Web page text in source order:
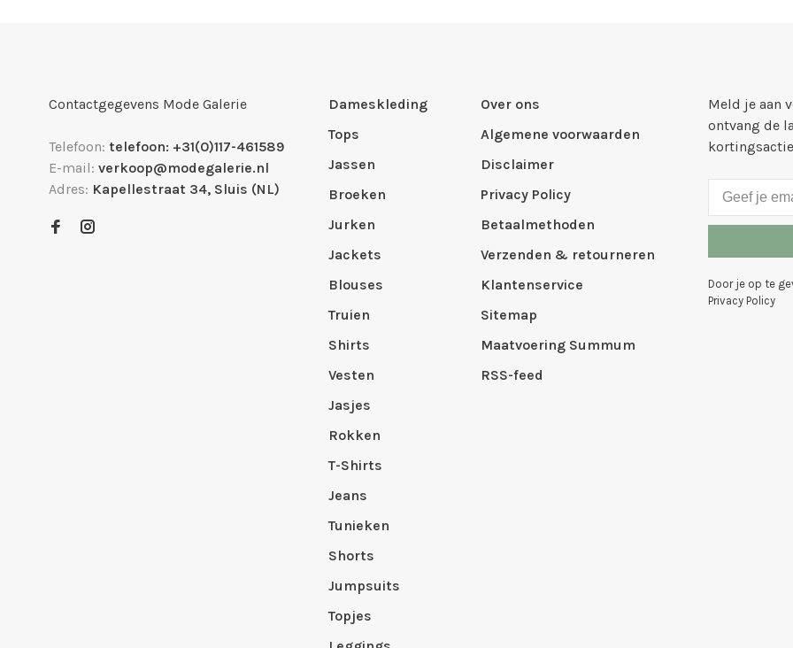
Contactgegevens Mode Galerie
Telefoon: telefoon: +31(0)117-461589
E-mail: verkoop@modegalerie.nl
Adres: Kapellestraat 34, Sluis (NL)
Dameskleding
Tops
Jassen
Broeken
Jurken
Jackets
Blouses
Truien
Shirts
Vesten
Jasjes
Rokken
T-Shirts
Jeans
Tunieken
Shorts
Jumpsuits
Topjes
Over ons
Algemene voorwaarden
Disclaimer
Privacy Policy
Betaalmethoden
Verzenden & retourneren
Klantenservice
Sitemap
Maatvoering Summum
RSS-feed
Meld je aan
ontvang de
Door je op te
Privacy Policy